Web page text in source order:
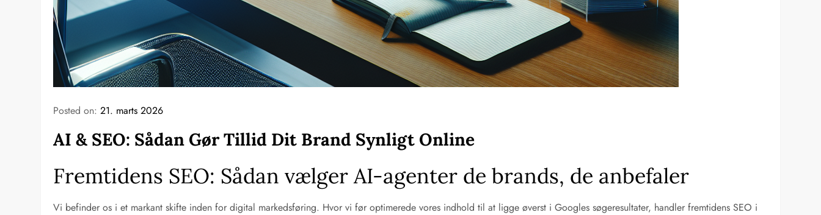
Posted on:21. marts 2026
AI & SEO: Sådan Gør Tillid Dit Brand Synligt Online
Fremtidens SEO: Sådan vælger AI-agenter de brands, de anbefaler
Vi befinder os i et markant skifte inden for digital markedsføring. Hvor vi før optimerede vores indhold til at ligge øverst i Googles søgeresultater, handler fremtidens SEO i